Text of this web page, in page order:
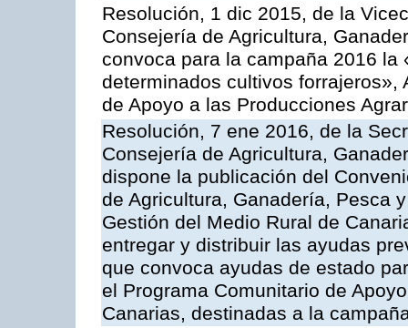
Resolución, 1 dic 2015, de la
Consejería de Agricultura,
convoca para la campaña 2016 la
determinados cultivos forrajeros»,
de Apoyo a las Producciones
Resolución, 7 ene 2016, de la
Consejería de Agricultura,
dispone la publicación del
de Agricultura, Ganadería, Pesca
Gestión del Medio Rural de
entregar y distribuir las ayudas
que convoca ayudas de estado
el Programa Comunitario de
Canarias, destinadas a la